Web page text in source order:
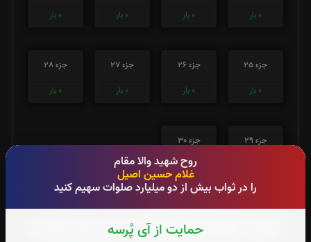
روح شهید والا مقام
غلام حسین اصیل
را در ثواب بیش از دو میلیارد صلوات سهیم کنید
حمایت از آی پُرسه
0 بار
0 بار
0 بار
0 بار
جزء 25
0 بار
جزء 26
0 بار
جزء 27
0 بار
جزء 28
0 بار
جزء 29
جزء 30
0بار